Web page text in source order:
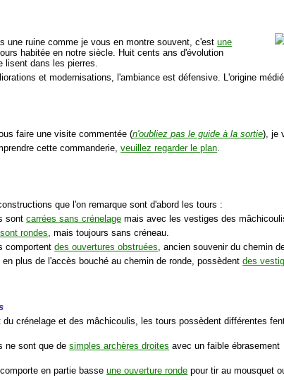
une ruine comme je vous en montre souvent, c'estune
habitée en notre siècle. Huit cents ans d'évolution
lisent dans les pierres.
et modernisations, l'ambiance est défensive. L'origine
faire une visite commentée (n'oubliez pas le guide à la sortie), je
cette commanderie,veuillez regarder le plan
que l'on remarque sont d'abord les tours :
sontcarrées sans crénelage mais avec les vestiges des
rondes , mais toujours sans créneau.
comportentdes ouvertures obstruées , ancien souvenir du chemin
en plus de l'accès bouché au chemin de ronde, possèdentdes
du crénelage et des mâchicoulis, les tours possèdent différentes
ne sont que desimples archères droites avec un faible ébrasement
en partie basseune ouverture ronde pour tir au mousquet